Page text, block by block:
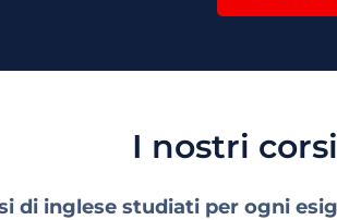
I nostri
di inglese studiati per ogni